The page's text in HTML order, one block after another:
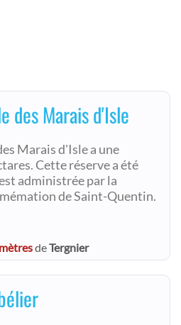
des Marais d'Isle
Marais d'Isle a une
Cette réserve a été
administrée par la
de Saint-Quentin.
deTergnier